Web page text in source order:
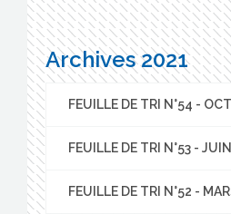
Archives 2021
FEUILLE DE TRI N°54 -
FEUILLE DE TRI N°53 -
FEUILLE DE TRI N°52 -